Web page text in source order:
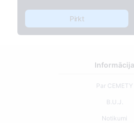
Pirkt
Informācija
Par CEMETY
B.U.J.
Notikumi